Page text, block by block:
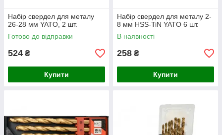
Набір свердел для металу
26-28 мм YATO, 2 шт.
Готово до відправки
524 ₴
Купити
Набір свердел для металу 2-
8 мм HSS-TiN YATO 6 шт.
В наявності
258 ₴
Купити